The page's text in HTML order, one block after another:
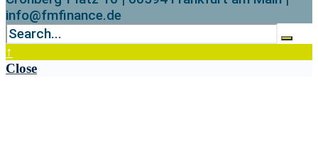
info@fmfinance.de
↑
Close